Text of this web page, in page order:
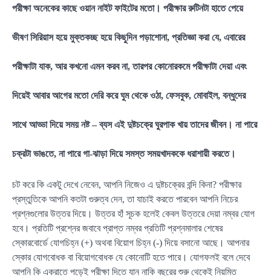
পরীক্ষা অনেকের কাছে ওয়ান নাইট ফাইটের মতো। পরীক্ষার রুটিনটা হাতে পেয়ে
ভীষণ সিরিয়াস হয়ে মুক্তকচ্ছ হয়ে কিছুদিন পড়াশোনা, প্রতিজ্ঞা করা যে, এবারের
পরীক্ষাটা যাক, আর কখনো এমন করব না, তারপর কোনোরকমে পরীক্ষাটা দেয়া এবং
দিয়েই আবার আগের মতো দেরি করে ঘুম থেকে ওঠা, ফেসবুক, মোবাইল, বন্ধুদের
সাথে আড্ডা দিয়ে সময় নষ্ট – ব্যস এই দুষ্টচক্রে ঘুরপাক খায় তাদের জীবন। না পারে
চক্রটা ভাঙতে, না পারে গা-ঝাড়া দিয়ে সমস্ত সময়খাদককে ধরাশায়ী করতে।
চট করে কি একটু দেখে নেবেন, আপনি নিজেও এ দুষ্টচক্রের বন্দি কিনা? পরীক্ষার
প্রস্তুতিকে আপনি কতটা গুরুত্ব দেন, তা যাচাই করতে পারবেন আপনি নিচের
প্রশ্নগুলোর উত্তর দিয়ে। উত্তর হাঁ সূচক হলেই কেবল উত্তরে দেয়া নম্বর যোগ
হবে। প্রতিটি প্রশ্নের জবাবে প্রাপ্ত নম্বর প্রতিটি প্রশ্নমালার শেষের
স্কোরবোর্ডে যোগচিহ্ন (+) অথবা বিয়োগ চিহ্ন (-) দিয়ে বসানো আছে। আপনার
স্কোর যোগবোধক বা বিয়োগবোধক যে কোনোটি হতে পারে। যোগফলই বলে দেবে
আপনি কি একরাতে পড়েই পরীক্ষা দিতে যান নাকি বছরের শুরু থেকেই নিয়মিত